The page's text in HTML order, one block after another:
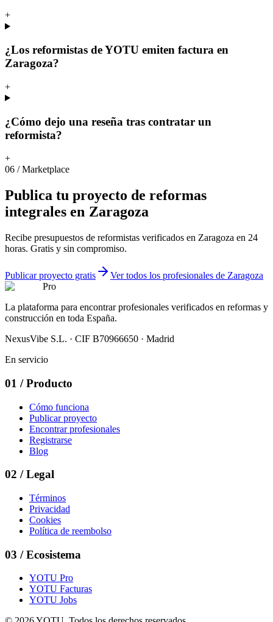
+
¿Los reformistas de YOTU emiten factura en
Zaragoza?
+
¿Cómo dejo una reseña tras contratar un
reformista?
+
06 /Marketplace
Publica tu proyecto de reformas
integrales en Zaragoza
Recibe presupuestos de reformistas verificados en Zaragoza en 24
horas. Gratis y sin compromiso.
Publicar proyecto gratis
Ver todos los profesionales de Zaragoza
Pro
La plataforma para encontrar profesionales verificados en reformas y
construcción en toda España.
NexusVibe S.L. · CIF B70966650 · Madrid
En servicio
01 / Producto
Cómo funciona
Publicar proyecto
Encontrar profesionales
Registrarse
Blog
02 / Legal
Términos
Privacidad
Cookies
Política de reembolso
03 / Ecosistema
YOTU Pro
YOTU Facturas
YOTU Jobs